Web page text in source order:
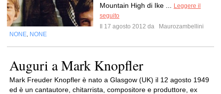
Mountain High di Ike ...
Leggere il
seguito
Il 17 agosto 2012 da
Maurozambellini
NONE NONE
Auguri a Mark Knopfler
Mark Freuder Knopfler è nato a Glasgow (UK) il 12 agosto 1949
ed è un cantautore, chitarrista, compositore e produttore, ex